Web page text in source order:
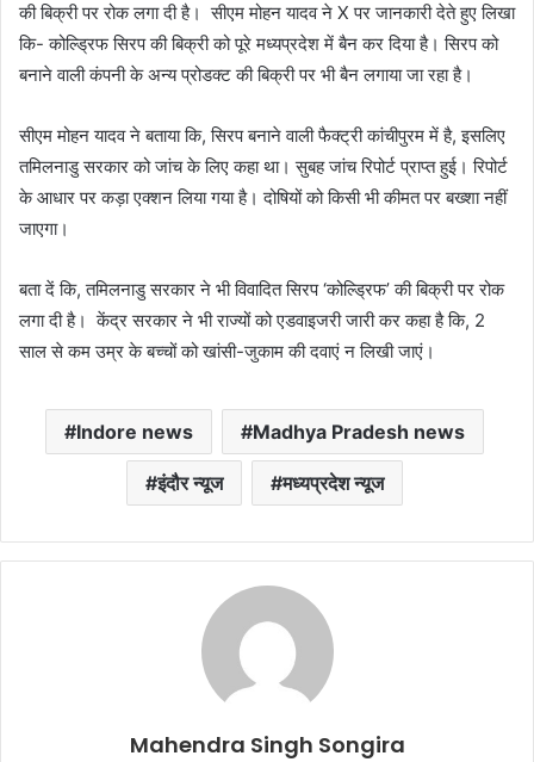
की बिक्री पर रोक लगा दी है। सीएम मोहन यादव ने X पर जानकारी देते हुए लिखा
कि- कोल्ड्रिफ सिरप की बिक्री को पूरे मध्यप्रदेश में बैन कर दिया है। सिरप को
बनाने वाली कंपनी के अन्य प्रोडक्ट की बिक्री पर भी बैन लगाया जा रहा है।
सीएम मोहन यादव ने बताया कि, सिरप बनाने वाली फैक्ट्री कांचीपुरम में है, इसलिए
तमिलनाडु सरकार को जांच के लिए कहा था। सुबह जांच रिपोर्ट प्राप्त हुई। रिपोर्ट
के आधार पर कड़ा एक्शन लिया गया है। दोषियों को किसी भी कीमत पर बख्शा नहीं
जाएगा।
बता दें कि, तमिलनाडु सरकार ने भी विवादित सिरप ‘कोल्ड्रिफ’ की बिक्री पर रोक
लगा दी है। केंद्र सरकार ने भी राज्यों को एडवाइजरी जारी कर कहा है कि, 2
साल से कम उम्र के बच्चों को खांसी-जुकाम की दवाएं न लिखी जाएं।
Indore news Madhya Pradesh news
इंदौर न्यूज मध्यप्रदेश न्यूज
Mahendra Singh Songira